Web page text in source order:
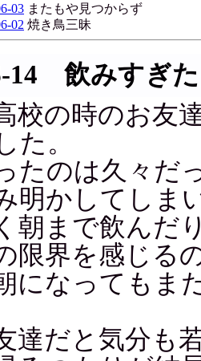
03 またもや見つからず
02 焼き鳥三昧
14 飲みすぎ
校の時のお友
た。
たのは久々だ
明かしてしま
朝まで飲んだ
限界を感じる
になってもま
達だと気分も